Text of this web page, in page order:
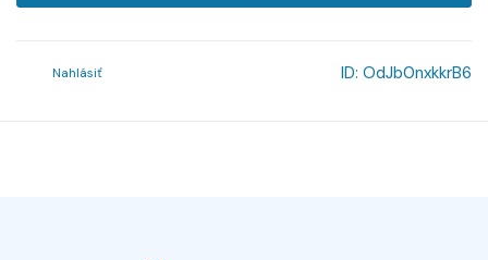
Nahlásiť ID: OdJb0nxkkrB6